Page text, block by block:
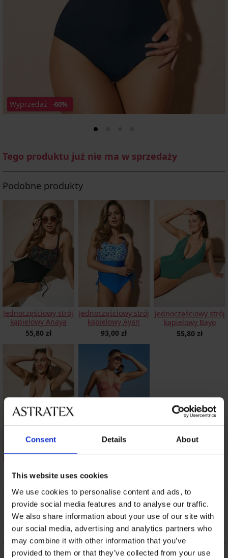
Consent Details About
This website uses cookies
We use cookies to personalise content and ads, to
provide social media features and to analyse our traffic.
We also share information about your use of our site with
our social media, advertising and analytics partners who
may combine it with other information that you’ve
provided to them or that they’ve collected from your use
Wyprzedaż -60%
Tego produktu już nie ma w sprzedaży
Podobne produkty
Jednoczęściowy strój
kąpielowy Anaya
55,80 zł
Jednoczęściowy strój
kąpielowy Ayan
93,00 zł
Jednoczęściowy strój
kąpielowy Bayo
55,80 zł
Jednoczęściowy strój
93,00 zł
Jednoczęściowy strój
89,10 zł
OPIS
DOSTAWA I PŁATNOŚĆ
WYMIANA
CZYSZCZENIE I PRANIE